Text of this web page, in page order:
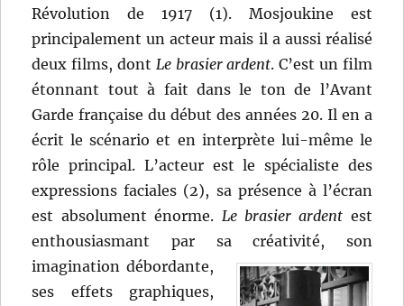
Révolution de 1917 (1). Mosjoukine est
principalement un acteur mais il a aussi réalisé
deux films, dont Le brasier ardent. C’est un film
étonnant tout à fait dans le ton de l’Avant
Garde française du début des années 20. Il en a
écrit le scénario et en interprète lui-même le
rôle principal. L’acteur est le spécialiste des
expressions faciales (2), sa présence à l’écran
est absolument énorme. Le brasier ardent est
enthousiasmant par sa créativité, son
imagination débordante,
ses effets graphiques,